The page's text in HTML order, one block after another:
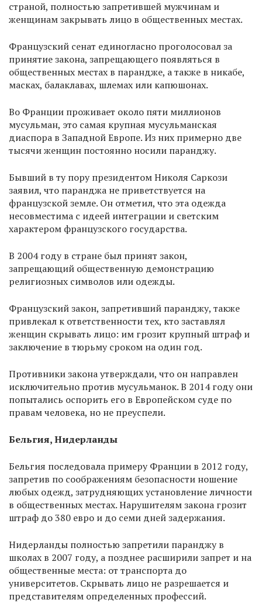
страной, полностью запретившей мужчинам и
женщинам закрывать лицо в общественных местах.
Французский сенат единогласно проголосовал за
принятие закона, запрещающего появляться в
общественных местах в парандже, а также в никабе,
масках, балаклавах, шлемах или капюшонах.
Во Франции проживает около пяти миллионов
мусульман, это самая крупная мусульманская
диаспора в Западной Европе. Из них примерно две
тысячи женщин постоянно носили паранджу.
Бывший в ту пору президентом Николя Саркози
заявил, что паранджа не приветствуется на
французской земле. Он отметил, что эта одежда
несовместима с идеей интеграции и светским
характером французского государства.
В 2004 году в стране был принят закон,
запрещающий общественную демонстрацию
религиозных символов или одежды.
Французский закон, запретивший паранджу, также
привлекал к ответственности тех, кто заставлял
женщин скрывать лицо: им грозит крупный штраф и
заключение в тюрьму сроком на один год.
Противники закона утверждали, что он направлен
исключительно против мусульманок. В 2014 году они
попытались оспорить его в Европейском суде по
правам человека, но не преуспели.
Бельгия, Нидерланды
Бельгия последовала примеру Франции в 2012 году,
запретив по соображениям безопасности ношение
любых одежд, затрудняющих установление личности
в общественных местах. Нарушителям закона грозит
штраф до 380 евро и до семи дней задержания.
Нидерланды полностью запретили паранджу в
школах в 2007 году, а позднее расширили запрет и на
общественные места: от транспорта до
университетов. Скрывать лицо не разрешается и
представителям определенных профессий.